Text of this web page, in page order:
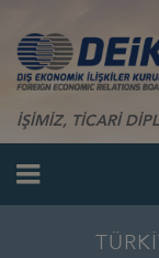
İŞİMİZ, TİCARİ